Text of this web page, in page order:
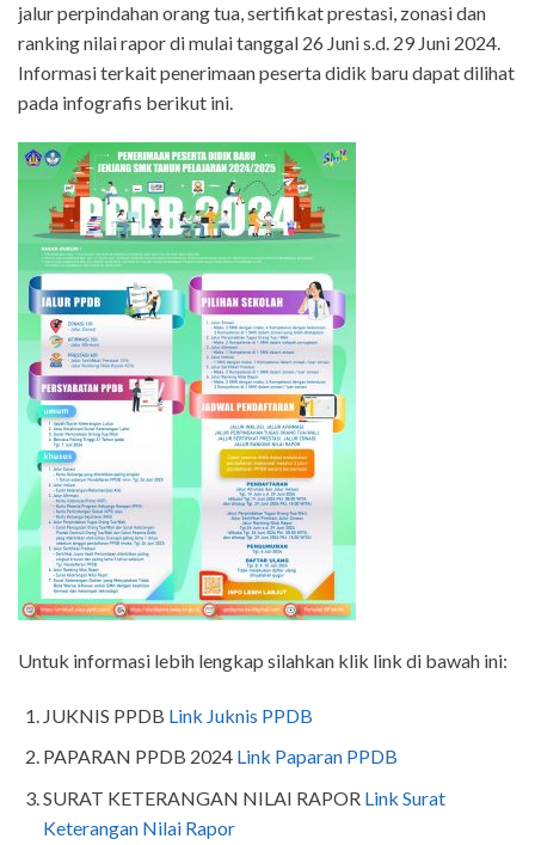
jalur perpindahan orang tua, sertifikat prestasi, zonasi dan
ranking nilai rapor di mulai tanggal 26 Juni s.d. 29 Juni 2024.
Informasi terkait penerimaan peserta didik baru dapat dilihat
pada infografis berikut ini.
Untuk informasi lebih lengkap silahkan klik link di bawah ini:
JUKNIS PPDB Link Juknis PPDB
PAPARAN PPDB 2024 Link Paparan PPDB
SURAT KETERANGAN NILAI RAPOR Link Surat
Keterangan Nilai Rapor